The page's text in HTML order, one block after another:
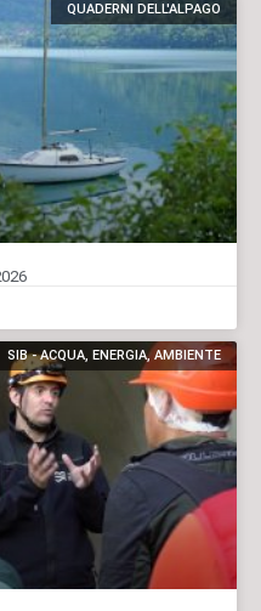
QUADERNI DELL'ALPAGO
SIB - ACQUA, ENERGIA, AMBIENTE